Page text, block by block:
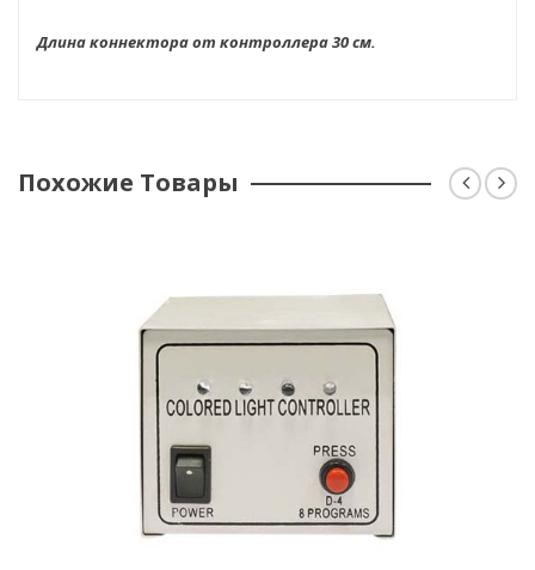
Длина коннектора от контроллера 30 см.
Похожие Товары